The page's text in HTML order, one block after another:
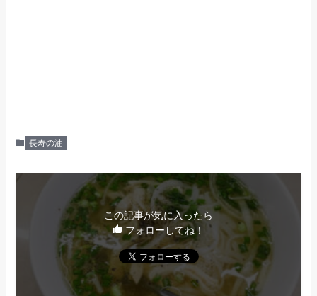
長寿の油
この記事が気に入ったら
フォローしてね！